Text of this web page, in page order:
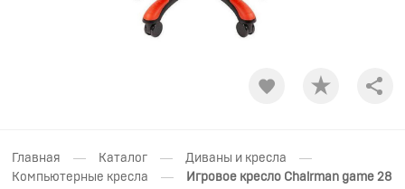
Главная — Каталог — Диваны и кресла —
Компьютерные кресла —
Игровое кресло Chairman game 28